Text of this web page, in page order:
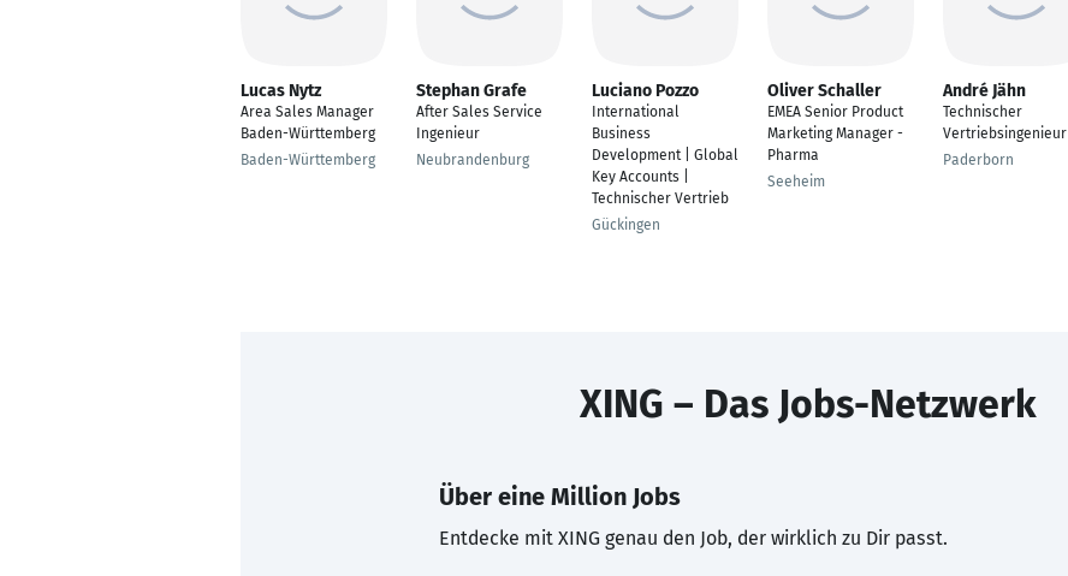
Lucas Nytz
Area Sales Manager
Baden-Württemberg
Baden-Württemberg
Stephan Grafe
After Sales Service
Ingenieur
Neubrandenburg
Luciano Pozzo
International
Business
Development | Global
Key Accounts |
Technischer Vertrieb
Gückingen
Oliver Schaller
EMEA Senior Product
Marketing Manager -
Pharma
Seeheim
André Jähn
Technischer
Vertriebsingenieur
Paderborn
XING – Das Jobs-Netzwerk
Über eine Million Jobs
Entdecke mit XING genau den Job, der wirklich zu Dir passt.